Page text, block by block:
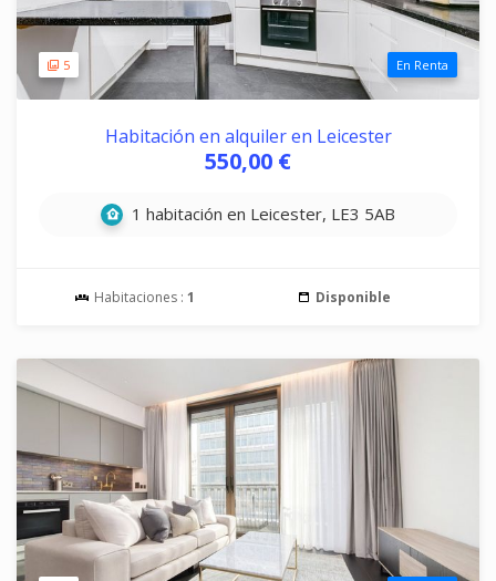
5 En Renta
Habitación en alquiler en Leicester
550,00 €
1 habitación en Leicester, LE3 5AB
Habitaciones : 1 Disponible